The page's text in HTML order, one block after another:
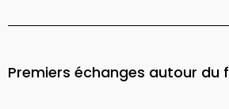
Premiers échanges autour du